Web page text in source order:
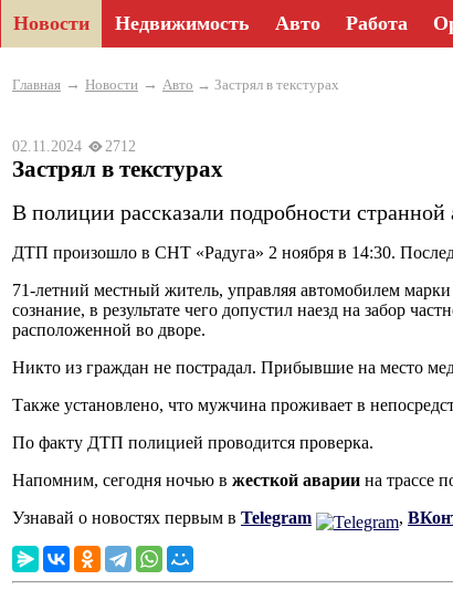
Новости Недвижимость Авто Работа
Главная → Новости → Авто → Застрял в текстурах
02.11.2024 2712
Застрял в текстурах
В полиции рассказали подробности странной
ДТП произошло в СНТ «Радуга» 2 ноября в 14:30.
71-летний местный житель, управляя автомобилем
сознание, в результате чего допустил наезд на забор
расположенной во дворе.
Никто из граждан не пострадал. Прибывшие на место
Также установлено, что мужчина проживает в
По факту ДТП полицией проводится проверка.
Напомним, сегодня ночью в жесткой аварии на трассе
Узнавай о новостях первым в Telegram ,